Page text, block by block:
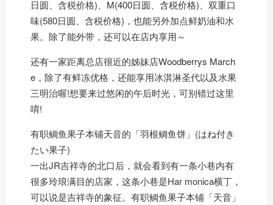
日圆、含税价格)、M(400日圆、含税价格)、双重口
味(580日圆、含税价格)，也能另外加点鲜奶油和水
果。除了能外带，还可以在店内享用～
还有一家距离总店很近的姊妹店Woodberrys March
e，除了有鲜冻优格，还能享用冰淇淋圣代以及水果
三明治喔!想要来过悠闲的午后时光，可别错过这里
唷!
有职鲷鱼果子本铺天音的「羽根鲷鱼饼」(はね付き
たい果子)
一出JR吉祥寺的北口后，就会看到有一条小巷内有
很多玲琅满目的店家，这条小巷是Har monica横丁，
可以说是吉祥寺的象征。有职鲷鱼果子本铺「天音」